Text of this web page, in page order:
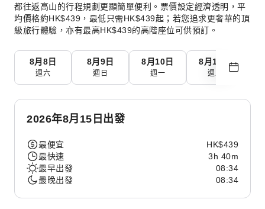
都往返高山的行程規劃更顯簡單便利。票價設定經濟透明，平
均價格約HK$439，最低只需HK$439起；若您追求更奢華的頂
級旅行體驗，亦有最高HK$439的高階座位可供預訂。
8月8日
週六
8月9日
週日
8月10日
週一
8月11日
週二
2026年8月15日出發
最便宜
HK$439
最快速
3h 40m
最早出發
08:34
最晚出發
08:34